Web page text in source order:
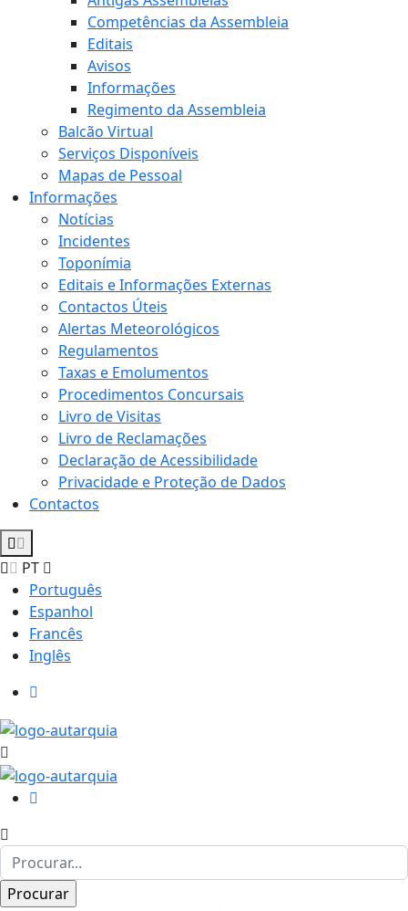
Competências da Assembleia
Editais
Avisos
Informações
Regimento da Assembleia
Balcão Virtual
Serviços Disponíveis
Mapas de Pessoal
Informações
Notícias
Incidentes
Toponímia
Editais e Informações Externas
Contactos Úteis
Alertas Meteorológicos
Regulamentos
Taxas e Emolumentos
Procedimentos Concursais
Livro de Visitas
Livro de Reclamações
Declaração de Acessibilidade
Privacidade e Proteção de Dados
Contactos
PT
Português
Espanhol
Francês
Inglês